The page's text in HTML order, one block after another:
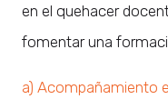
en el quehacer
fomentar una
a) Acompañamiento